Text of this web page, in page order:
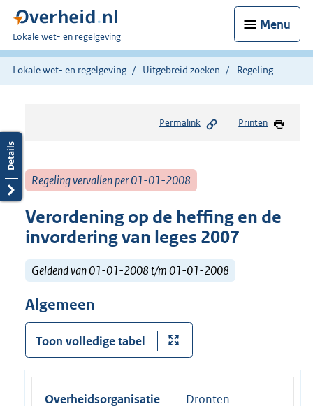
Menu
U
bent
hier:
Lokale wet- en regelgeving
Lokale wet- en regelgeving Uitgebreid zoeken Regeling
Permalink Printen
Regeling vervallen per 01-01-2008
Verordening op de heffing en de
invordering van leges 2007
Geldend van 01-01-2008 t/m 01-01-2008
Algemeen
Toon volledige tabel
Overheidsorganisatie Dronten